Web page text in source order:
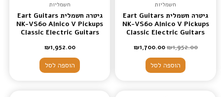
חשמליות
גיטרה חשמלית Eart Guitars
NK-VS60 Alnico V Pickups
Classic Electric Guitars
₪1,952.00
₪1,700.00
הוספה לסל
חשמליות
גיטרה חשמלית Eart Guitars
NK-VS60 Alnico V Pickups
Classic Electric Guitars
₪1,952.00
הוספה לסל